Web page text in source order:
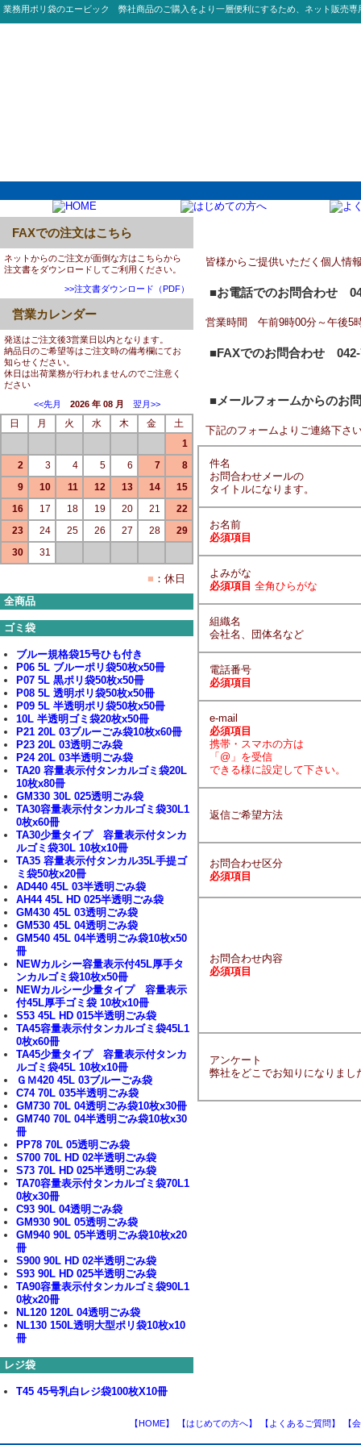
業務用ポリ袋のエービック 弊社商品のご購入をより一層便利にするため、ネット販売
FAXでの注文はこちら
ネットからのご注文が面倒な方はこちらから
注文書をダウンロードしてご利用ください。
>>注文書ダウンロード（PDF）
営業カレンダー
発送はご注文後3営業日以内となります。
納品日のご希望等はご注文時の備考欄にてお
知らせください。
休日は出荷業務が行われませんのでご注意く
ださい
<<先月
2026 年 08 月 翌月>>
日 月 火 水 木 金
土
1
2
3 4 5 6 7
8
9
10 11 12 13 14
15
16
17 18 19 20 21
22
23
24 25 26 27 28
29
30
31
■ ：休日
全商品
ゴミ袋
ブルー規格袋15号ひも付き
P06 5L ブルーポリ袋50枚x50冊
P07 5L 黒ポリ袋50枚x50冊
P08 5L 透明ポリ袋50枚x50冊
P09 5L 半透明ポリ袋50枚x50冊
10L 半透明ゴミ袋20枚x50冊
P21 20L 03ブルーごみ袋10枚x60冊
P23 20L 03透明ごみ袋
P24 20L 03半透明ごみ袋
TA20 容量表示付タンカルゴミ袋20L
10枚x80冊
GM330 30L 025透明ごみ袋
TA30容量表示付タンカルゴミ袋30L1
0枚x60冊
TA30少量タイプ 容量表示付タンカ
ルゴミ袋30L 10枚x10冊
TA35 容量表示付タンカル35L手提ゴ
ミ袋50枚x20冊
AD440 45L 03半透明ごみ袋
AH44 45L HD 025半透明ごみ袋
GM430 45L 03透明ごみ袋
GM530 45L 04透明ごみ袋
GM540 45L 04半透明ごみ袋10枚x50
冊
NEWカルシー容量表示付45L厚手タ
ンカルゴミ袋10枚x50冊
NEWカルシー少量タイプ 容量表示
付45L厚手ゴミ袋 10枚x10冊
S53 45L HD 015半透明ごみ袋
TA45容量表示付タンカルゴミ袋45L1
0枚x60冊
TA45少量タイプ 容量表示付タンカ
ルゴミ袋45L 10枚x10冊
ＧＭ420 45L 03ブルーごみ袋
C74 70L 035半透明ごみ袋
GM730 70L 04透明ごみ袋10枚x30冊
GM740 70L 04半透明ごみ袋10枚x30
冊
PP78 70L 05透明ごみ袋
S700 70L HD 02半透明ごみ袋
S73 70L HD 025半透明ごみ袋
TA70容量表示付タンカルゴミ袋70L1
0枚x30冊
C93 90L 04透明ごみ袋
GM930 90L 05透明ごみ袋
GM940 90L 05半透明ごみ袋10枚x20
冊
S900 90L HD 02半透明ごみ袋
S93 90L HD 025半透明ごみ袋
TA90容量表示付タンカルゴミ袋90L1
0枚x20冊
NL120 120L 04透明ごみ袋
NL130 150L透明大型ポリ袋10枚x10
冊
レジ袋
T45 45号乳白レジ袋100枚X10冊
皆様からご提供いただく個人情
■お電話でのお問合わせ
営業時間 午前9時00分～午後5
■FAXでのお問合わせ
■メールフォームからのお
下記のフォームよりご連絡下さ
件名
お問合わせメールの
タイトルになります。
お名前
必須項目
よみがな
必須項目 全角ひらがな
組織名
会社名、団体名など
電話番号
必須項目
e-mail
必須項目
携帯・スマホの方は
「@」を受信
できる様に設定して下さい。
返信ご希望方法
お問合わせ区分
必須項目
お問合わせ内容
必須項目
アンケート
弊社をどこでお知りになりまし
【HOME】 【はじめての方へ】 【よくあるご質問】 【